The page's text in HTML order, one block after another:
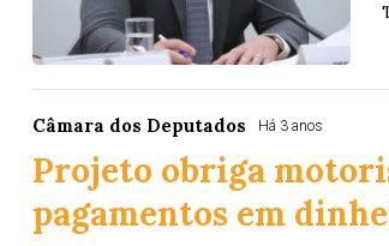
Câmara dos Deputados Há 3 anos
Projeto obriga
pagamentos em